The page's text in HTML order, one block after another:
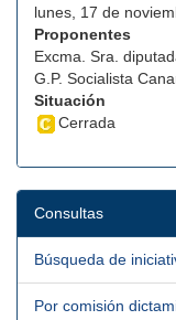
lunes, 17 de
Proponentes
Excma. Sra.
G.P. Socialista
Situación
Cerrada
Consultas
Búsqueda de
Por comisión